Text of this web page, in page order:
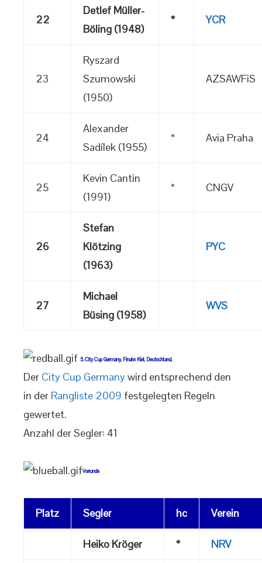
22
Detlef Müller-
Böling (1948)
* YCR
23
Ryszard
Szumowski
(1950)
AZSAWFiS
24
Alexander
Sadílek (1955)
* Avia Praha
25
Kevin Cantin
(1991)
* CNGV
26
Stefan
Klötzing
(1963)
PYC
27
Michael
Büsing (1958)
WVS
5. City Cup Germany, Finale: Kiel, Deutschland,
Der City Cup Germanywird entsprechend den
in der Rangliste 2009 festgelegten Regeln
gewertet.
Anzahl der Segler: 41
Vorrunde
Platz Segler hc Verein
Heiko Kröger * NRV